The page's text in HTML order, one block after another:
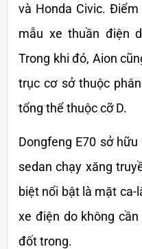
và Honda Civic.
mẫu xe thuần điện
Trong khi đó, Aion
trục cơ sở thuộc
tổng thể thuộc cỡ D.
Dongfeng E70 sở
sedan chạy xăng
biệt nổi bật là mặt ca-
xe điện do không
đốt trong.